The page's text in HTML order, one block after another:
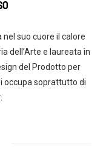
suo cuore il calore
dell’Arte e laureata in
del Prodotto per
occupa soprattutto di